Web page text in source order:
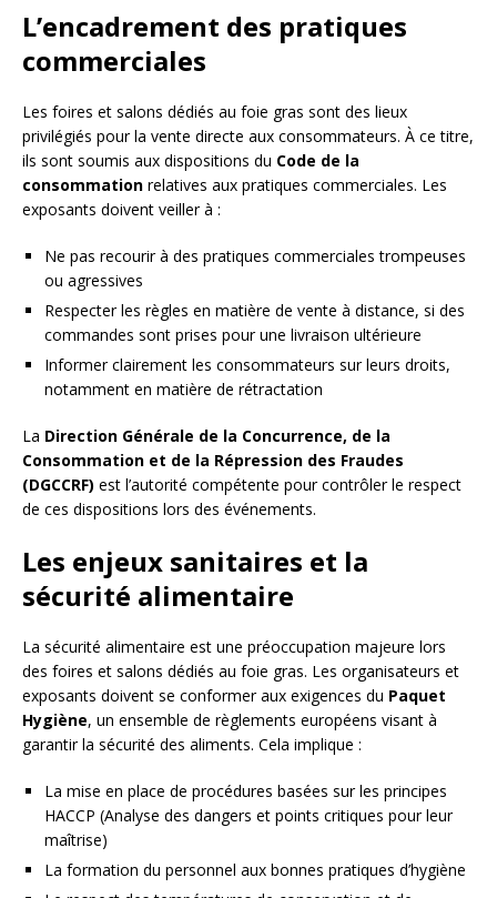
L’encadrement des pratiques
commerciales
Les foires et salons dédiés au foie gras sont des lieux
privilégiés pour la vente directe aux consommateurs. À ce titre,
ils sont soumis aux dispositions du Code de la
consommation relatives aux pratiques commerciales. Les
exposants doivent veiller à :
Ne pas recourir à des pratiques commerciales trompeuses
ou agressives
Respecter les règles en matière de vente à distance, si des
commandes sont prises pour une livraison ultérieure
Informer clairement les consommateurs sur leurs droits,
notamment en matière de rétractation
La Direction Générale de la Concurrence, de la
Consommation et de la Répression des Fraudes
(DGCCRF) est l’autorité compétente pour contrôler le respect
de ces dispositions lors des événements.
Les enjeux sanitaires et la
sécurité alimentaire
La sécurité alimentaire est une préoccupation majeure lors
des foires et salons dédiés au foie gras. Les organisateurs et
exposants doivent se conformer aux exigences du Paquet
Hygiène, un ensemble de règlements européens visant à
garantir la sécurité des aliments. Cela implique :
La mise en place de procédures basées sur les principes
HACCP (Analyse des dangers et points critiques pour leur
maîtrise)
La formation du personnel aux bonnes pratiques d’hygiène